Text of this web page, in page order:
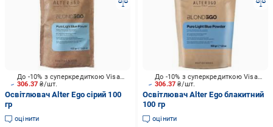
306.37₴/шт.
До -10% з суперкредиткою Visa Вигода
Освітлювач Alter Ego сірий 100
гр
оцінити
306.37₴/шт.
До -10% з суперкредиткою Visa Вигода
Освітлювач Alter Ego блакитний
100 гр
оцінити